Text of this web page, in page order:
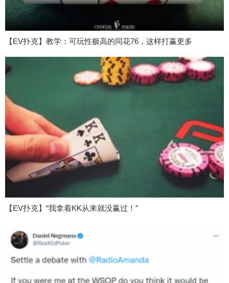
【EV扑克】教学：可玩性极高的同花76，这样打赢更多
【EV扑克】“我拿着KK从来就没赢过！”